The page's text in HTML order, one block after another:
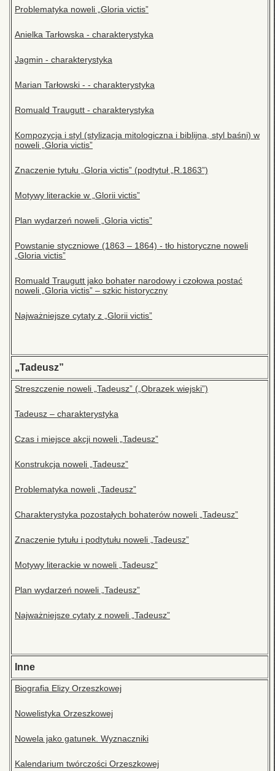
Problematyka noweli „Gloria victis”
Anielka Tarłowska - charakterystyka
Jagmin - charakterystyka
Marian Tarłowski - - charakterystyka
Romuald Traugutt - charakterystyka
Kompozycja i styl (stylizacja mitologiczna i biblijna, styl baśni) w
noweli „Gloria victis”
Znaczenie tytułu „Gloria victis” (podtytuł „R.1863”)
Motywy literackie w „Glorii victis”
Plan wydarzeń noweli „Gloria victis”
Powstanie styczniowe (1863 – 1864) - tło historyczne noweli
„Gloria victis”
Romuald Traugutt jako bohater narodowy i czołowa postać
noweli „Gloria victis” – szkic historyczny
Najważniejsze cytaty z „Glorii victis”
„Tadeusz”
Streszczenie noweli „Tadeusz” („Obrazek wiejski”)
Tadeusz – charakterystyka
Czas i miejsce akcji noweli „Tadeusz”
Konstrukcja noweli „Tadeusz”
Problematyka noweli „Tadeusz”
Charakterystyka pozostałych bohaterów noweli „Tadeusz”
Znaczenie tytułu i podtytułu noweli „Tadeusz”
Motywy literackie w noweli „Tadeusz”
Plan wydarzeń noweli „Tadeusz”
Najważniejsze cytaty z noweli „Tadeusz”
Inne
Biografia Elizy Orzeszkowej
Nowelistyka Orzeszkowej
Nowela jako gatunek. Wyznaczniki
Kalendarium twórczości Orzeszkowej